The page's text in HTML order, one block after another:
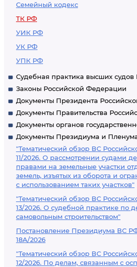
Семейный кодекс
ТК РФ
УИК РФ
УК РФ
УПК РФ
Судебная практика высших
Законы Российской Федерации
Документы Президента
Документы Правительства
Документы органов
Документы Президиума и
"Тематический обзор ВС
11/2026. О рассмотрении судами
правами на земельные участки
земель, изъятых из оборота и
с использованием таких участков"
"Тематический обзор ВС
13/2026. О судебной практике по
самовольным строительством"
Постановление Президиума ВС РФ
18А/2026
"Тематический обзор ВС
12/2026. По делам, связанным с